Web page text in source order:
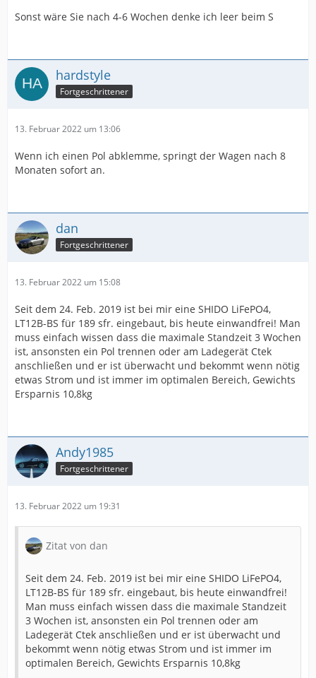
Sonst wäre Sie nach 4-6 Wochen denke ich leer beim S
hardstyle
Fortgeschrittener
13. Februar 2022 um 13:06
Wenn ich einen Pol abklemme, springt der Wagen nach 8
Monaten sofort an.
dan
Fortgeschrittener
13. Februar 2022 um 15:08
Seit dem 24. Feb. 2019 ist bei mir eine SHIDO LiFePO4,
LT12B-BS für 189 sfr. eingebaut, bis heute einwandfrei! Man
muss einfach wissen dass die maximale Standzeit 3 Wochen
ist, ansonsten ein Pol trennen oder am Ladegerät Ctek
anschließen und er ist überwacht und bekommt wenn nötig
etwas Strom und ist immer im optimalen Bereich, Gewichts
Ersparnis 10,8kg
Andy1985
Fortgeschrittener
13. Februar 2022 um 19:31
Zitat von dan
Seit dem 24. Feb. 2019 ist bei mir eine SHIDO LiFePO4,
LT12B-BS für 189 sfr. eingebaut, bis heute einwandfrei!
Man muss einfach wissen dass die maximale Standzeit
3 Wochen ist, ansonsten ein Pol trennen oder am
Ladegerät Ctek anschließen und er ist überwacht und
bekommt wenn nötig etwas Strom und ist immer im
optimalen Bereich, Gewichts Ersparnis 10,8kg